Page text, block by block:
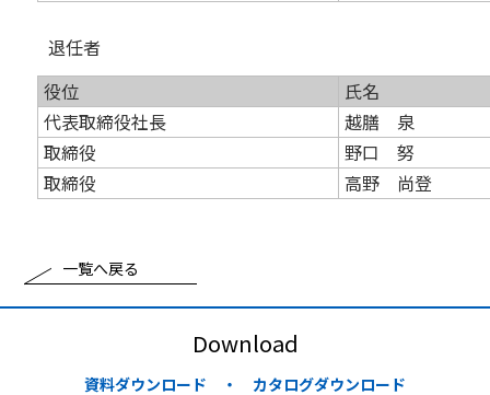
退任者
役位
氏名
代表取締役社長
越膳 泉
取締役
野口 努
取締役
高野 尚登
一覧へ戻る
Download
資料ダウンロード ・ カタログダウンロード